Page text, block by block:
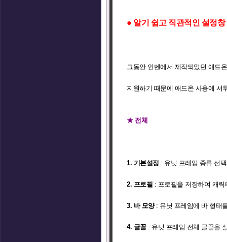
● 알기 쉽고 직관적인 설정창
그동안 인벤에서 제작되었던 애드
지원하기 때문에 애드온 사용에 서
★ 전체
1. 기본설정 : 유닛 프레임 종류 선
2. 프로필 : 프로필을 저장하여 캐
3. 바 모양: 유닛 프레임에 바 형태
4. 글꼴: 유닛 프레임 전체 글꼴을